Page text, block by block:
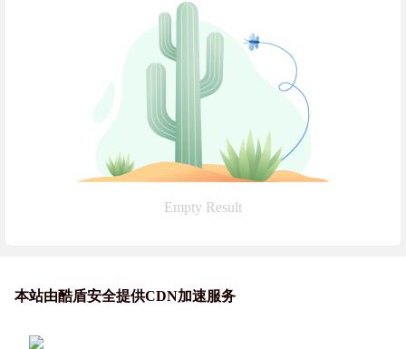
Empty Result
本站由酷盾安全提供CDN加速服务